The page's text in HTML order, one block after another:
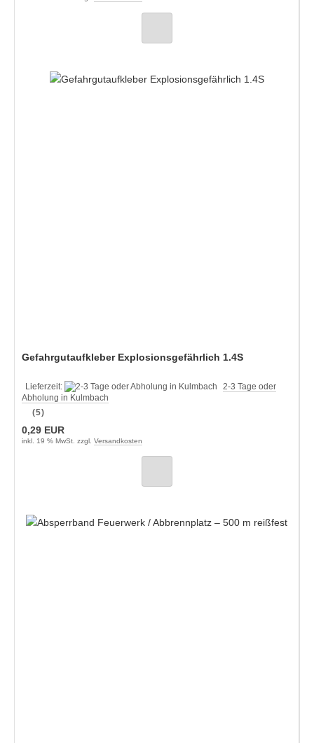
Gefahrgutaufkleber Explosionsgefährlich 1.4S
Lieferzeit:
2-3 Tage oder
Abholung in Kulmbach
(5)
0,29 EUR
inkl. 19 % MwSt. zzgl. Versandkosten